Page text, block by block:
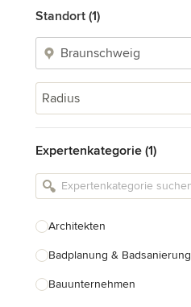
Standort (1)
Radius
Expertenkategorie (1)
Architekten
Badplanung & Badsanierung
Bauunternehmen